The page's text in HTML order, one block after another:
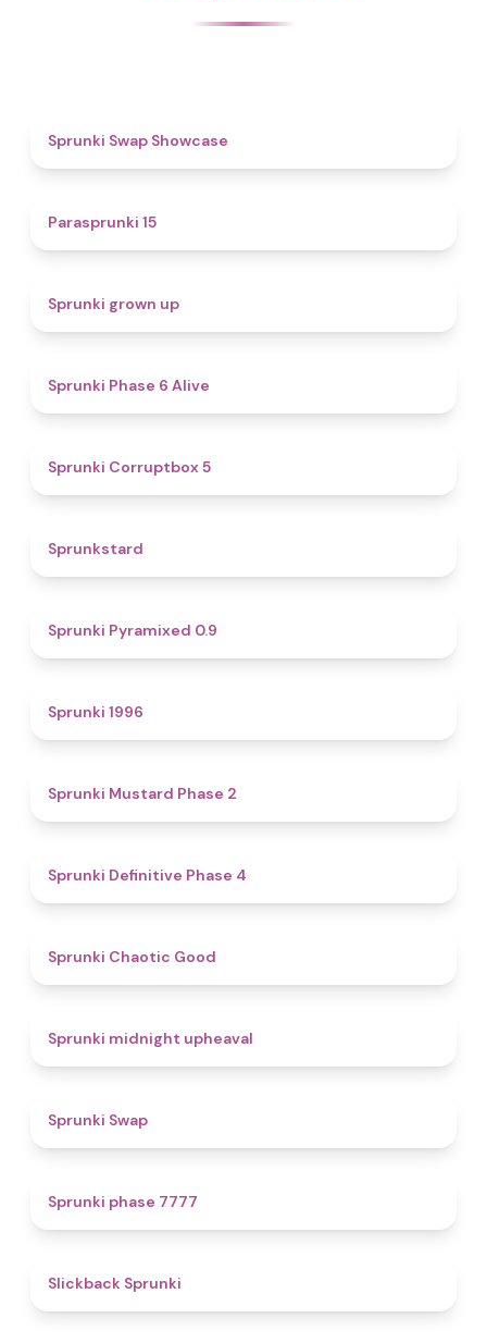
Sprunki Swap Showcase
Parasprunki 15
Sprunki grown up
Sprunki Phase 6 Alive
Sprunki Corruptbox 5
Sprunkstard
Sprunki Pyramixed 0.9
Sprunki 1996
Sprunki Mustard Phase 2
Sprunki Definitive Phase 4
Sprunki Chaotic Good
Sprunki midnight upheaval
Sprunki Swap
Sprunki phase 7777
Slickback Sprunki